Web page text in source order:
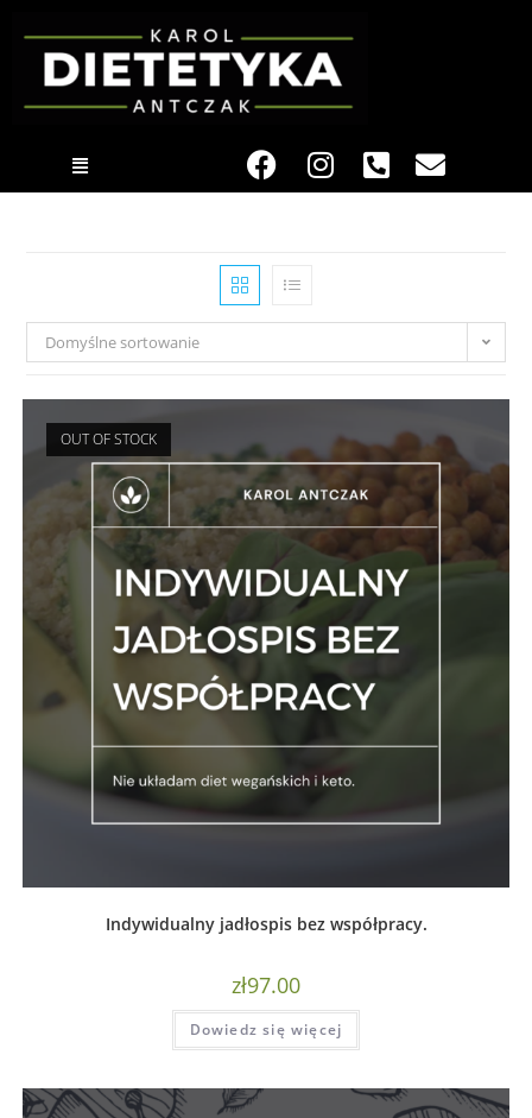
Domyślne sortowanie
OUT OF STOCK
Indywidualny jadłospis bez współpracy.
zł97.00
Dowiedz się więcej